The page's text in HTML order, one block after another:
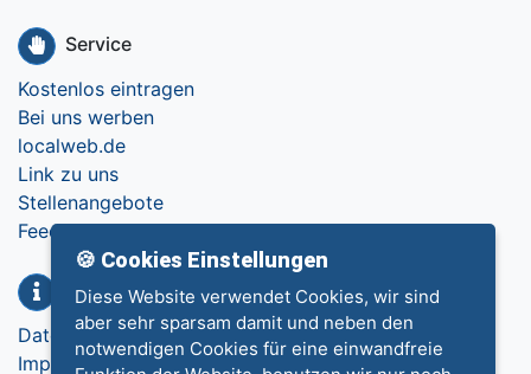
Service
Kostenlos eintragen
Bei uns werben
localweb.de
Link zu uns
Stellenangebote
Feedback
Info
Datenschutz
Impressum
🍪 Cookies Einstellungen
Diese Website verwendet Cookies, wir sind
aber sehr sparsam damit und neben den
notwendigen Cookies für eine einwandfreie